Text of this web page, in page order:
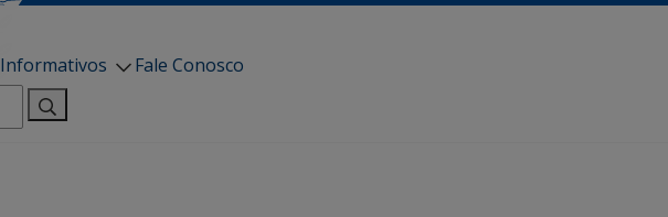
Informativos
Fale Conosco